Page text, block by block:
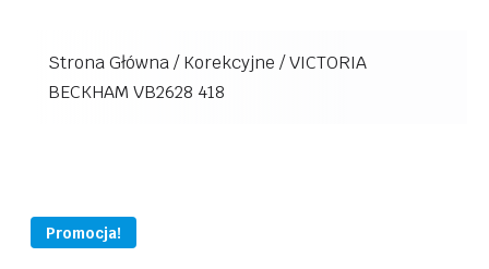
Strona Główna/Korekcyjne /VICTORIA
BECKHAM VB2628 418
Promocja!